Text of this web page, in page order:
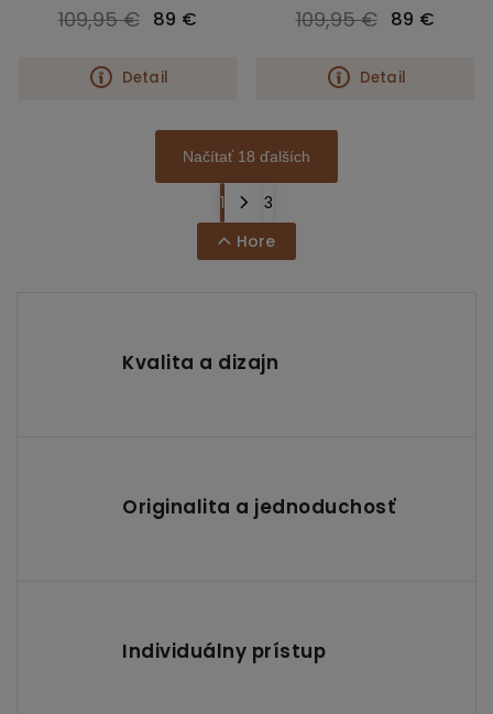
109,95 € 89 €
Detail
109,95 € 89 €
Detail
Načítať 18 ďalších
1
3
Hore
Kvalita a dizajn
Originalita a jednoduchosť
Individuálny prístup